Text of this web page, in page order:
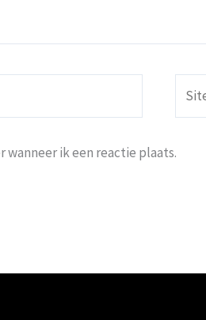
wanneer ik een reactie plaats.